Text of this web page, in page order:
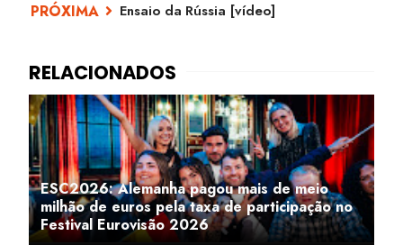
Ensaio da Rússia [vídeo]
ESC2026: Alemanha pagou mais de meio
milhão de euros pela taxa de participação no
Festival Eurovisão 2026